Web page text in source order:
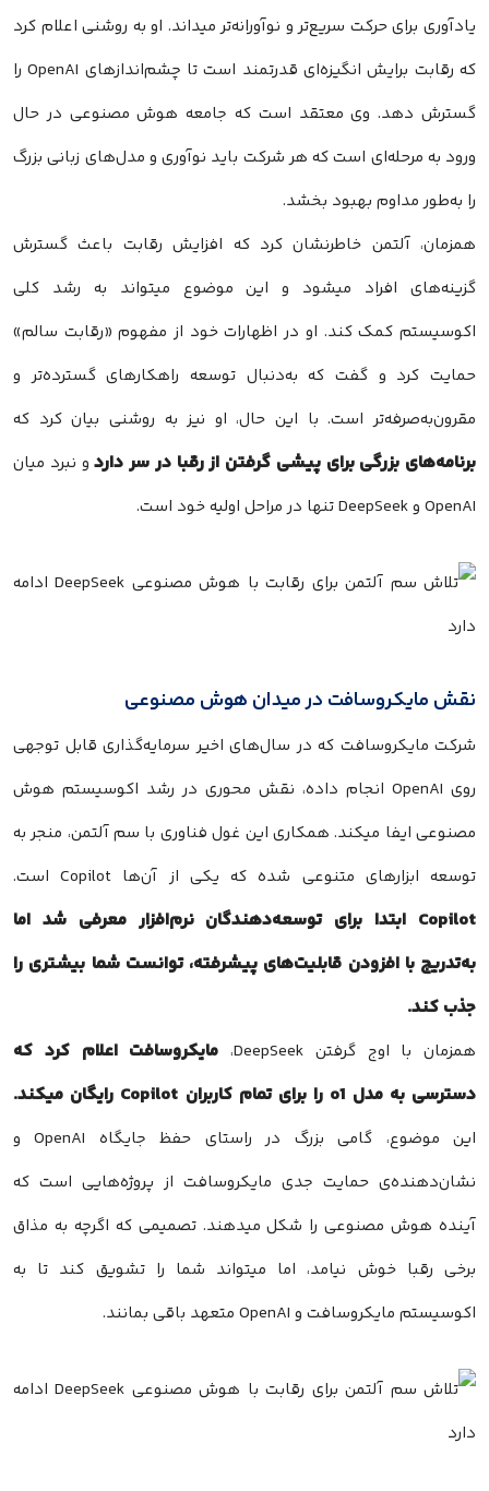
یادآوری برای حرکت سریع‌تر و نوآورانه‌تر میداند. او به روشنی اعلام کرد
که رقابت برایش انگیزه‌ای قدرتمند است تا چشم‌اندازهای OpenAI را
گسترش دهد. وی معتقد است که جامعه هوش مصنوعی در حال
ورود به مرحله‌ای است که هر شرکت باید نوآوری و مدل‌های زبانی بزرگ
را به‌طور مداوم بهبود بخشد.
همزمان، آلتمن خاطرنشان کرد که افزایش رقابت باعث گسترش
گزینه‌های افراد میشود و این موضوع میتواند به رشد کلی
اکوسیستم کمک کند. او در اظهارات خود از مفهوم «رقابت سالم»
حمایت کرد و گفت که به‌دنبال توسعه راهکارهای گسترده‌تر و
مقرون‌به‌صرفه‌تر است. با این حال، او نیز به روشنی بیان کرد که
برنامه‌های بزرگی برای پیشی گرفتن از رقبا در سر داردو نبرد میان
OpenAI و DeepSeek تنها در مراحل اولیه خود است.
نقش مایکروسافت در میدان هوش مصنوعی
شرکت مایکروسافت که در سال‌های اخیر سرمایه‌گذاری قابل توجهی
روی OpenAI انجام داده، نقش محوری در رشد اکوسیستم هوش
مصنوعی ایفا میکند. همکاری این غول فناوری با سم آلتمن، منجر به
توسعه ابزارهای متنوعی شده که یکی از آن‌ها Copilot است.
Copilot ابتدا برای توسعه‌دهندگان نرم‌افزار معرفی شد اما
به‌تدریج با افزودن قابلیت‌های پیشرفته، توانست شما بیشتری را
جذب کند.
همزمان با اوج گرفتن DeepSeek،
مایکروسافت اعلام کرد که
دسترسی به مدل o1 را برای تمام کاربران Copilot رایگان میکند.
این موضوع، گامی بزرگ در راستای حفظ جایگاه OpenAI و
نشان‌دهنده‌ی حمایت جدی مایکروسافت از پروژه‌هایی است که
آینده هوش مصنوعی را شکل میدهند. تصمیمی که اگرچه به مذاق
برخی رقبا خوش نیامد، اما میتواند شما را تشویق کند تا به
اکوسیستم مایکروسافت و OpenAI متعهد باقی بمانند.